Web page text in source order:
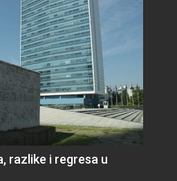
razlike i regresa u